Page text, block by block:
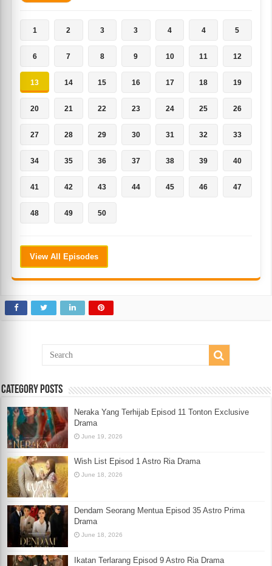
1 2 3 3 4 4 5
6 7 8 9 10 11 12
13 14 15 16 17 18 19
20 21 22 23 24 25 26
27 28 29 30 31 32 33
34 35 36 37 38 39 40
41 42 43 44 45 46 47
48 49 50
View All Episodes
Category Posts
Neraka Yang Terhijab Episod 11 Tonton Exclusive
Drama
June 19, 2026
Wish List Episod 1 Astro Ria Drama
June 18, 2026
Dendam Seorang Mentua Episod 35 Astro Prima
Drama
June 18, 2026
Ikatan Terlarang Episod 9 Astro Ria Drama